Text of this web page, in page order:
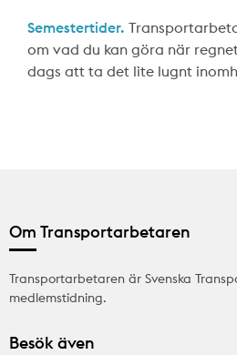
Semestertider.
om vad du kan göra när
dags att ta det lite lugnt
Om Transportarbetaren
Transportarbetaren är Svenska
medlemstidning.
Besök även